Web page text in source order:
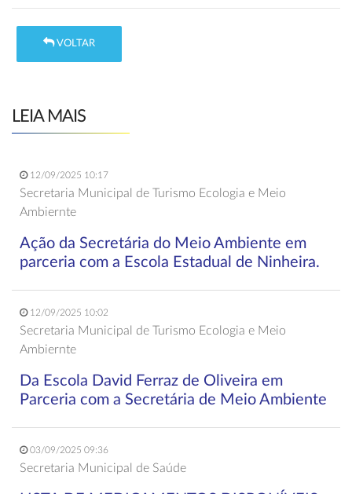
VOLTAR
LEIA MAIS
12/09/2025 10:17
Secretaria Municipal de Turismo Ecologia e Meio
Ambiernte
Ação da Secretária do Meio Ambiente em
parceria com a Escola Estadual de Ninheira.
12/09/2025 10:02
Secretaria Municipal de Turismo Ecologia e Meio
Ambiernte
Da Escola David Ferraz de Oliveira em
Parceria com a Secretária de Meio Ambiente
03/09/2025 09:36
Secretaria Municipal de Saúde